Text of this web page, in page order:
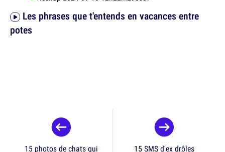
potes
15 photos de chats qui
15 SMS d'ex drôles